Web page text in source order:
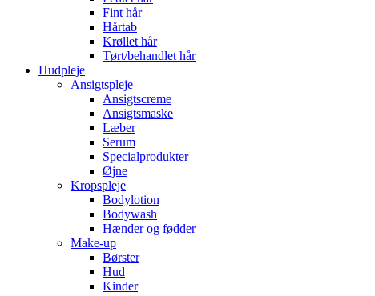
Fint hår
Hårtab
Krøllet hår
Tørt/behandlet hår
Hudpleje
Ansigtspleje
Ansigtscreme
Ansigtsmaske
Læber
Serum
Specialprodukter
Øjne
Kropspleje
Bodylotion
Bodywash
Hænder og fødder
Make-up
Børster
Hud
Kinder